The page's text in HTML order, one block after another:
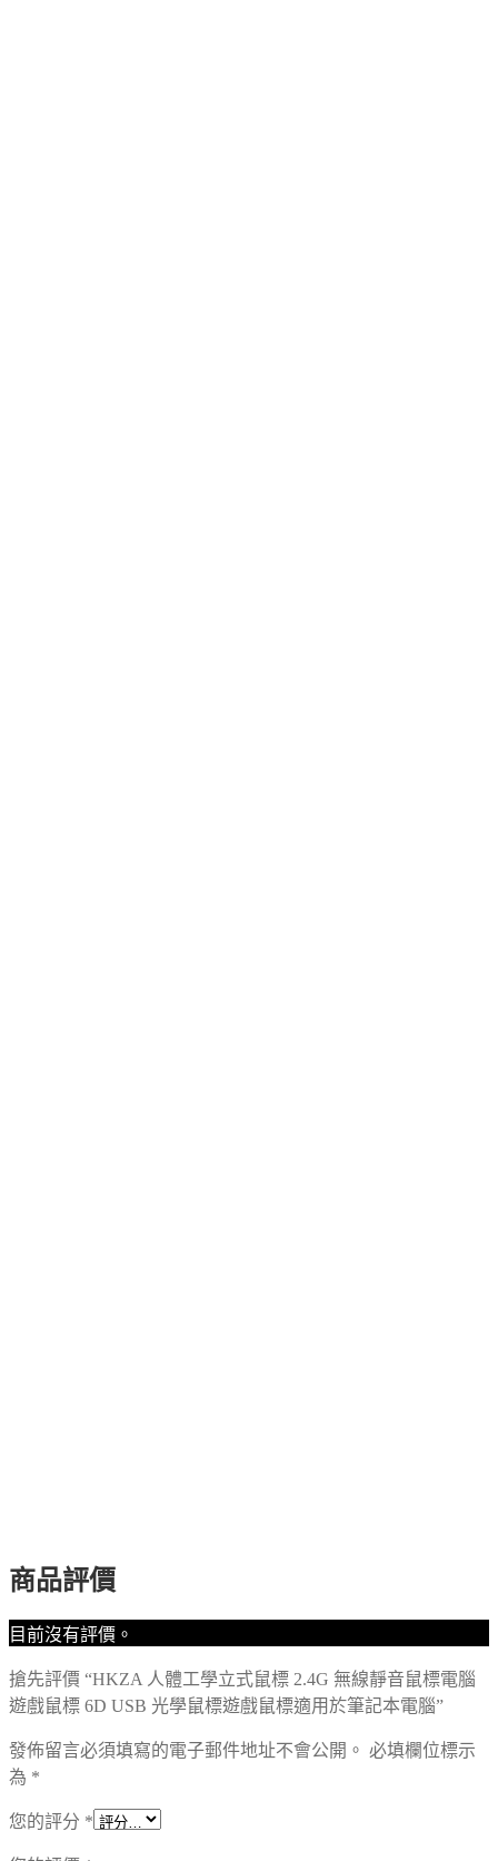
商品評價
目前沒有評價。
搶先評價 “HKZA 人體工學立式鼠標 2.4G 無線靜音鼠標電腦
遊戲鼠標 6D USB 光學鼠標遊戲鼠標適用於筆記本電腦”
發佈留言必須填寫的電子郵件地址不會公開。 必填欄位標示
為 *
您的評分 *